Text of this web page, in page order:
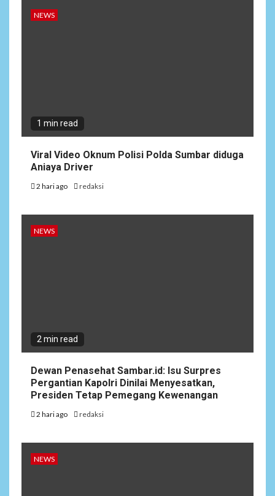
NEWS
1 min read
Viral Video Oknum Polisi Polda Sumbar diduga
Aniaya Driver
2 hari ago redaksi
NEWS
2 min read
Dewan Penasehat Sambar.id: Isu Surpres
Pergantian Kapolri Dinilai Menyesatkan,
Presiden Tetap Pemegang Kewenangan
2 hari ago redaksi
NEWS